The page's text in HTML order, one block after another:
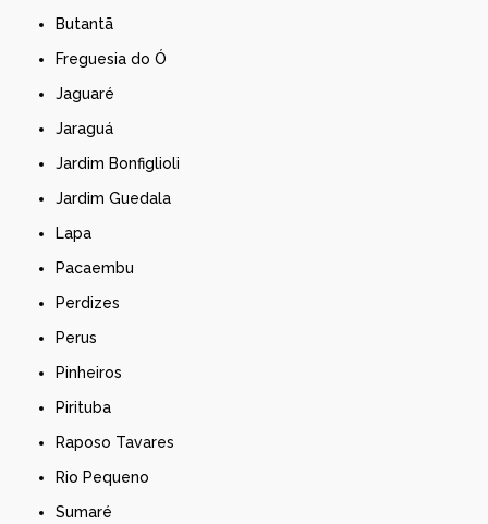
Butantã
Freguesia do Ó
Jaguaré
Jaraguá
Jardim Bonfiglioli
Jardim Guedala
Lapa
Pacaembu
Perdizes
Perus
Pinheiros
Pirituba
Raposo Tavares
Rio Pequeno
Sumaré